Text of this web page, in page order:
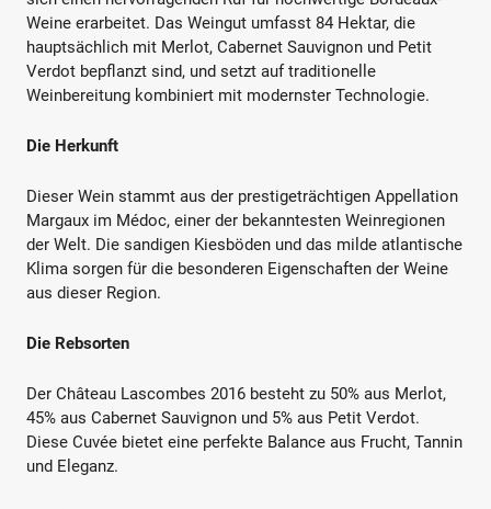
Weine erarbeitet. Das Weingut umfasst 84 Hektar, die
hauptsächlich mit Merlot, Cabernet Sauvignon und Petit
Verdot bepflanzt sind, und setzt auf traditionelle
Weinbereitung kombiniert mit modernster Technologie.
Die Herkunft
Dieser Wein stammt aus der prestigeträchtigen Appellation
Margaux im Médoc, einer der bekanntesten Weinregionen
der Welt. Die sandigen Kiesböden und das milde atlantische
Klima sorgen für die besonderen Eigenschaften der Weine
aus dieser Region.
Die Rebsorten
Der Château Lascombes 2016 besteht zu 50% aus Merlot,
45% aus Cabernet Sauvignon und 5% aus Petit Verdot.
Diese Cuvée bietet eine perfekte Balance aus Frucht, Tannin
und Eleganz.